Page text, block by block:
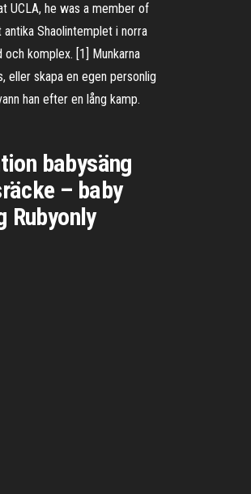
UCLA, he was a member of
Shaolintemplet i norra
komplex. [1] Munkarna
eller skapa en egen personlig
han efter en lång kamp.
babysäng
– baby
Rubyonly